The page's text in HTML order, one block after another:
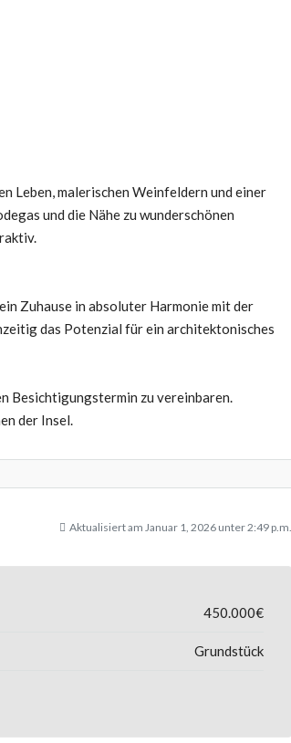
Leben, malerischen Weinfeldern und einer
und die Nähe zu wunderschönen
Zuhause in absoluter Harmonie mit der
das Potenzial für ein architektonisches
Besichtigungstermin zu vereinbaren.
der Insel.
Aktualisiert am Januar 1, 2026 unter 2:49 p.m.
450.000€
Grundstück